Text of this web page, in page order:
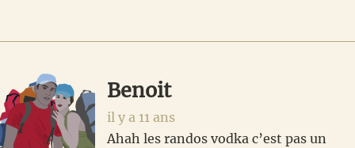
Benoit
il y a 11 ans
Ahah les randos vodka c’est pas un